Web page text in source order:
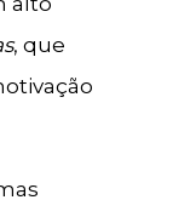
, que